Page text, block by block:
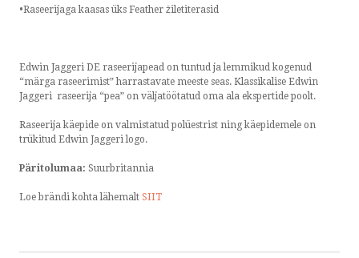
•Raseerijaga kaasas üks Feather žiletiterasid
Edwin Jaggeri DE raseerijapead on tuntud ja lemmikud kogenud
“märga raseerimist” harrastavate meeste seas. Klassikalise Edwin
Jaggeri raseerija “pea” on väljatöötatud oma ala ekspertide poolt.
Raseerija käepide on valmistatud polüestrist ning käepidemele on
trükitud Edwin Jaggeri logo.
Päritolumaa: Suurbritannia
Loe brändi kohta lähemalt SIIT